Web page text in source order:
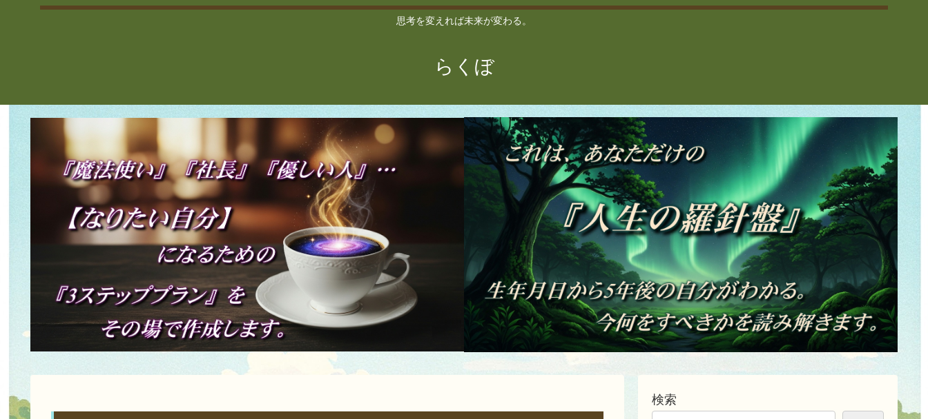
思考を変えれば未来が変わる。
らくぼ
検索